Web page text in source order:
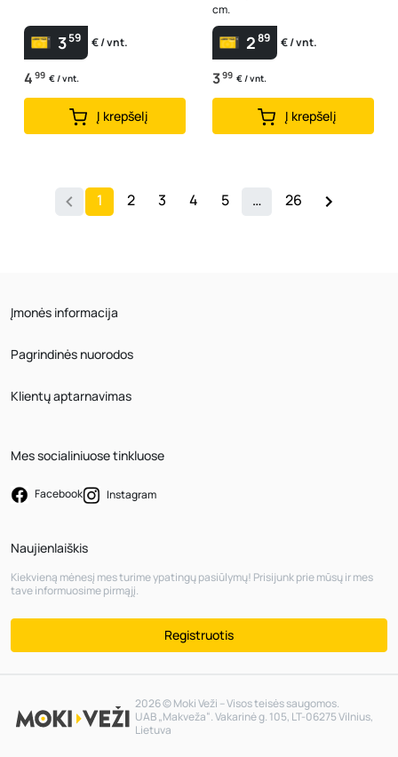
359 € / vnt.
4 99 € / vnt.
Į krepšelį
cm.
289 € / vnt.
399 € / vnt.
Į krepšelį
1 2 3 4 5 … 26
Įmonės informacija
Pagrindinės nuorodos
Klientų aptarnavimas
Mes socialiniuose tinkluose
Facebook Instagram
Naujienlaiškis
Kiekvieną mėnesį mes turime ypatingų pasiūlymų! Prisijunk prie mūsų ir mes
tave informuosime pirmąjį.
Registruotis
2026 © Moki Veži – Visos teisės saugomos.
UAB „Makveža“. Vakarinė g. 105, LT-06275 Vilnius,
Lietuva